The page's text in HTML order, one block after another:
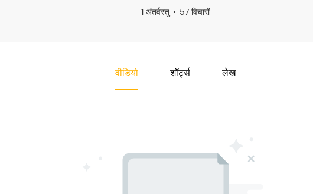
1 अंतर्वस्तु 57 विचारों
वीडियो शॉर्ट्स लेख